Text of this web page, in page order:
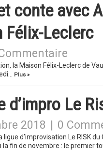
conte avec
Félix-Leclerc
la Maison Félix-Leclerc de
Plus »
d’impro Le
2018 0
ligue d’improvisation Le RISK
la fin de novembre : le premier